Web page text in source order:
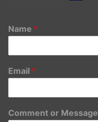
Name *
Email *
Comment or Message